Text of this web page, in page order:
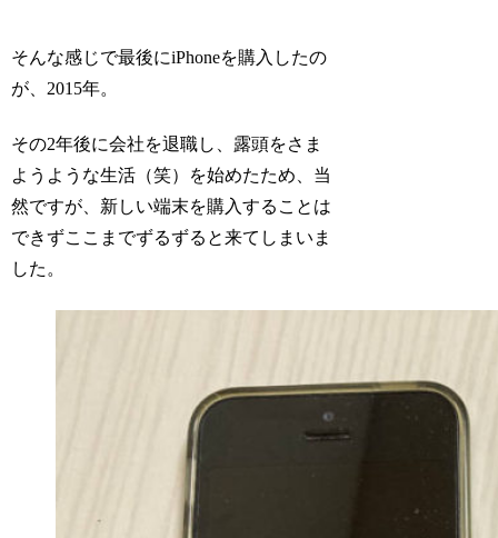
そんな感じで最後にiPhoneを購入したの
が、2015年。
その2年後に会社を退職し、露頭をさま
ようような生活（笑）を始めたため、当
然ですが、新しい端末を購入することは
できずここまでずるずると来てしまいま
した。